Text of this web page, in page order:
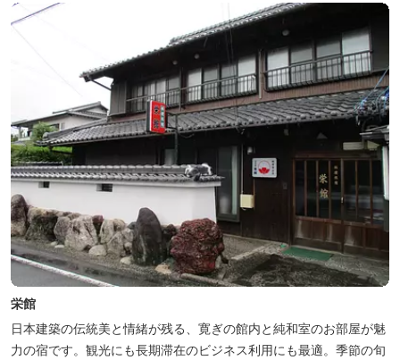
栄館
日本建築の伝統美と情緒が残る、寛ぎの館内と純和室のお部屋が魅
力の宿です。観光にも長期滞在のビジネス利用にも最適。季節の旬